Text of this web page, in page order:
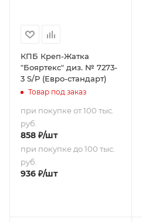
КПБ Креп-Жатка
"Бояртекс" диз. № 7273-
3 S/P (Евро-стандарт)
Товар под заказ
при покупке от 100 тыс.
руб.
858 ₽/шт
при покупке до 100 тыс.
руб.
936 ₽/шт